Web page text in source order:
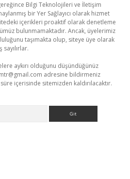
Bilgi Teknolojileri ve İletişim
bir Yer Sağlayıcı olarak hizmet
içerikleri proaktif olarak denetleme
bulunmamaktadır. Ancak, üyelerimiz
taşımakta olup, siteye üye olarak
aykırı olduğunu düşündüğünüz
adresine bildirmeniz
içerisinde sitemizden kaldırılacaktır.